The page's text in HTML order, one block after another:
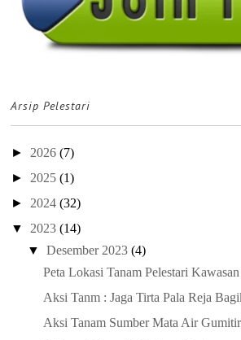
Arsip Pelestari
►2026(7)
►2025(1)
►2024(32)
▼2023(14)
▼ Desember 2023 (4)
Peta Lokasi Tanam Pelestari
Aksi Tanm : Jaga Tirta Pala Reja
Aksi Tanam Sumber Mata Air